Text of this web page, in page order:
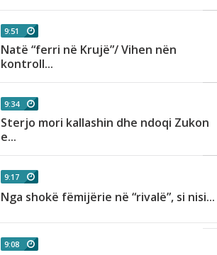
9:51
Natë “ferri në Krujë”/ Vihen nën
kontroll...
9:34
Sterjo mori kallashin dhe ndoqi Zukon
e...
9:17
Nga shokë fëmijërie në “rivalë”, si nisi...
9:08